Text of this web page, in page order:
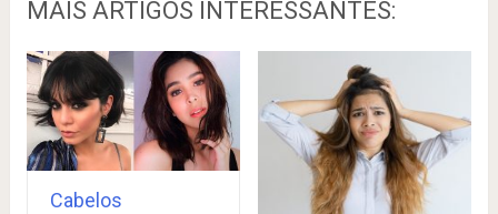
MAIS ARTIGOS INTERESSANTES:
Cabelos